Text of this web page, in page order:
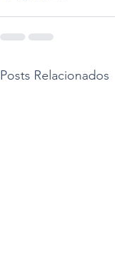
Posts Relacionados